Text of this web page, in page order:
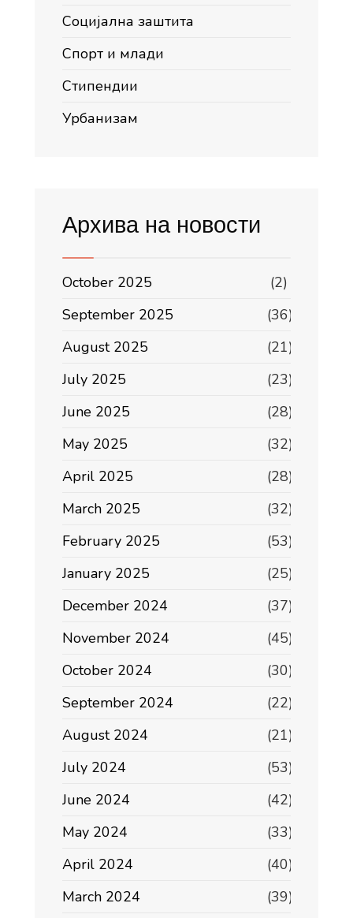
Социјална заштита
Спорт и млади
Стипендии
Урбанизам
Архива на новости
October 2025
(2)
September 2025
(36)
August 2025
(21)
July 2025
(23)
June 2025
(28)
May 2025
(32)
April 2025
(28)
March 2025
(32)
February 2025
(53)
January 2025
(25)
December 2024
(37)
November 2024
(45)
October 2024
(30)
September 2024
(22)
August 2024
(21)
July 2024
(53)
June 2024
(42)
May 2024
(33)
April 2024
(40)
March 2024
(39)